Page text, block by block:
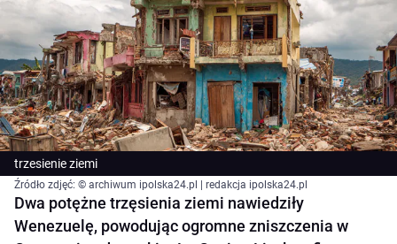
trzesienie ziemi
Źródło zdjęć: © archiwum ipolska24.pl | redakcja ipolska24.pl
Dwa potężne trzęsienia ziemi nawiedziły
Wenezuelę, powodując ogromne zniszczenia w